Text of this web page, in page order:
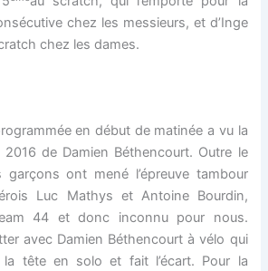
chez les messieurs, et d’Inge
chez les dames.
en début de matinée a vu la
de Damien Béthencourt. Outre le
garçons ont mené l’épreuve tambour
Luc Mathys et Antoine Bourdin,
44 et donc inconnu pour nous.
avec Damien Béthencourt à vélo qui
tête en solo et fait l’écart. Pour la